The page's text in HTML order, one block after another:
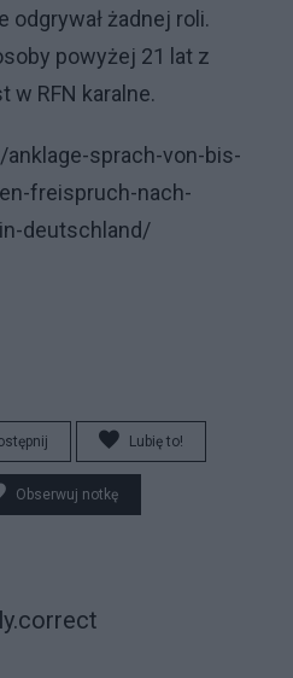
odgrywał żadnej roli.
powyżej 21 lat z
w RFN karalne.
sprach-von-bis-
freispruch-nach-
deutschland/
Lubię to!
Obserwuj notkę